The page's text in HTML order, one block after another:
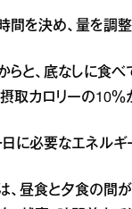
間を決め、量を調
らと、底なしに食
取カロリーの10％
に必要なエネル
は、昼食と夕食の間